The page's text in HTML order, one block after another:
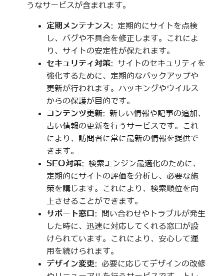
うなサービスが含まれます。
定期メンテナンス: 定期的にサイトを点検
し、バグや不具合を修正します。これによ
り、サイトの安定性が保たれます。
セキュリティ対策: サイトのセキュリティを
強化するために、定期的なバックアップや
更新が行われます。ハッキングやウイルス
からの保護が目的です。
コンテンツ更新: 新しい情報や記事の追加、
古い情報の更新を行うサービスです。これ
により、訪問者に常に最新の情報を提供で
きます。
SEO対策: 検索エンジン最適化のために、
定期的にサイトの評価を分析し、必要な施
策を講じます。これにより、検索順位を向
上させることができます。
サポート窓口 : 問い合わせやトラブルが発生
した時に、迅速に対応してくれる窓口が設
けられています。これにより、安心して運
用を続けられます。
デザイン変更: 必要に応じてデザインの改修